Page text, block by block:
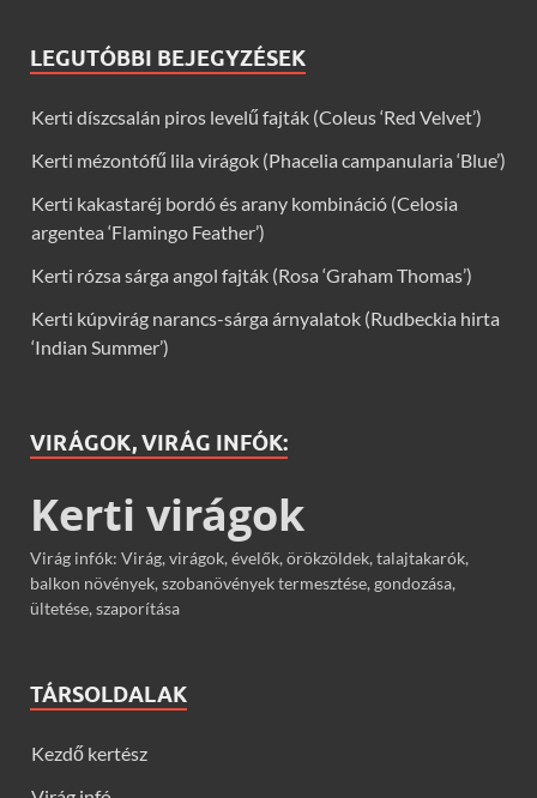
LEGUTÓBBI BEJEGYZÉSEK
Kerti díszcsalán piros levelű fajták (Coleus ‘Red Velvet’)
Kerti mézontófű lila virágok (Phacelia campanularia ‘Blue’)
Kerti kakastaréj bordó és arany kombináció (Celosia
argentea ‘Flamingo Feather’)
Kerti rózsa sárga angol fajták (Rosa ‘Graham Thomas’)
Kerti kúpvirág narancs-sárga árnyalatok (Rudbeckia hirta
‘Indian Summer’)
VIRÁGOK, VIRÁG INFÓK:
Kerti virágok
Virág infók: Virág, virágok, évelők, örökzöldek, talajtakarók,
balkon növények, szobanövények termesztése, gondozása,
ültetése, szaporítása
TÁRSOLDALAK
Kezdő kertész